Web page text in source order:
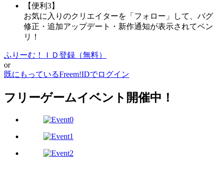
【便利3】
お気に入りのクリエイターを「フォロー」して、バグ
修正・追加アップデート・新作通知が表示されてベン
リ！
ふりーむ！ＩＤ登録（無料）
or
既にもっているFreem!IDでログイン
フリーゲームイベント開催中！